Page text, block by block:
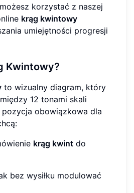
korzystać z naszej
krąg kwintowy
umiejętności progresji
Kwintowy?
to wizualny diagram, który
12 tonami skali
obowiązkowa dla
krąg kwint do
bez wysiłku modulować